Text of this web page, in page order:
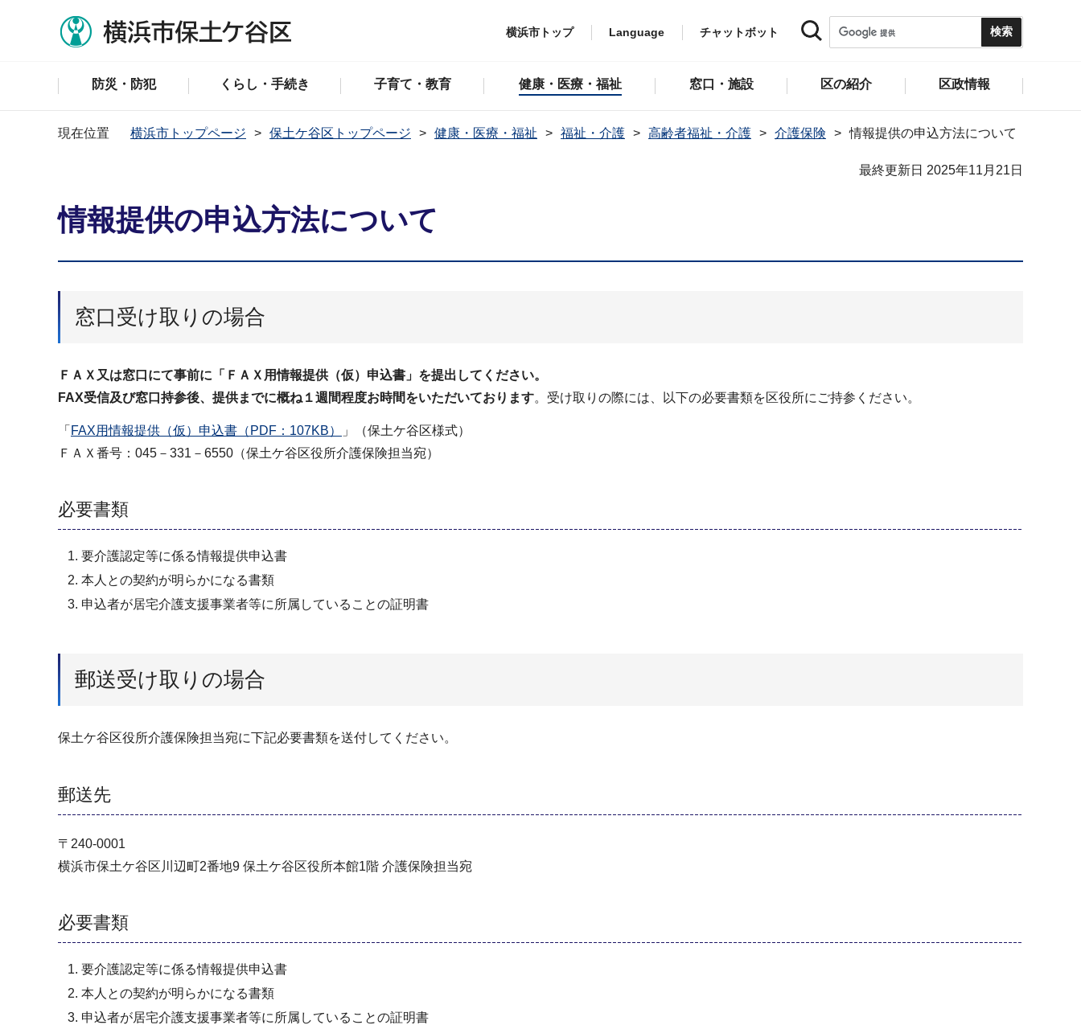
横浜市トップ Language チャットボット
防災・防犯 くらし・手続き 子育て・教育 健康・医療・福祉 窓口・施設 区の紹介 区政情報
現在位置 横浜市トップページ 保土ケ谷区トップページ 健康・医療・福祉 福祉・介護 高齢者福祉・介護 介護保険 情報提供の申込方法について
最終更新日 2025年11月21日
情報提供の申込方法について
窓口受け取りの場合
ＦＡＸ又は窓口にて事前に「ＦＡＸ用情報提供（仮）申込書」を提出してください。
FAX受信及び窓口持参後、提供までに概ね１週間程度お時間をいただいております。受け取りの際には、以下の必要書類を区役所にご持参ください。
「 FAX用情報提供（仮）申込書（PDF：107KB）
」（保土ケ谷区様式）
ＦＡＸ番号：045－331－6550（保土ケ谷区役所介護保険担当宛）
必要書類
要介護認定等に係る情報提供申込書
本人との契約が明らかになる書類
申込者が居宅介護支援事業者等に所属していることの証明書
郵送受け取りの場合
保土ケ谷区役所介護保険担当宛に下記必要書類を送付してください。
郵送先
〒240-0001
横浜市保土ケ谷区川辺町2番地9 保土ケ谷区役所本館1階 介護保険担当宛
必要書類
要介護認定等に係る情報提供申込書
本人との契約が明らかになる書類
申込者が居宅介護支援事業者等に所属していることの証明書